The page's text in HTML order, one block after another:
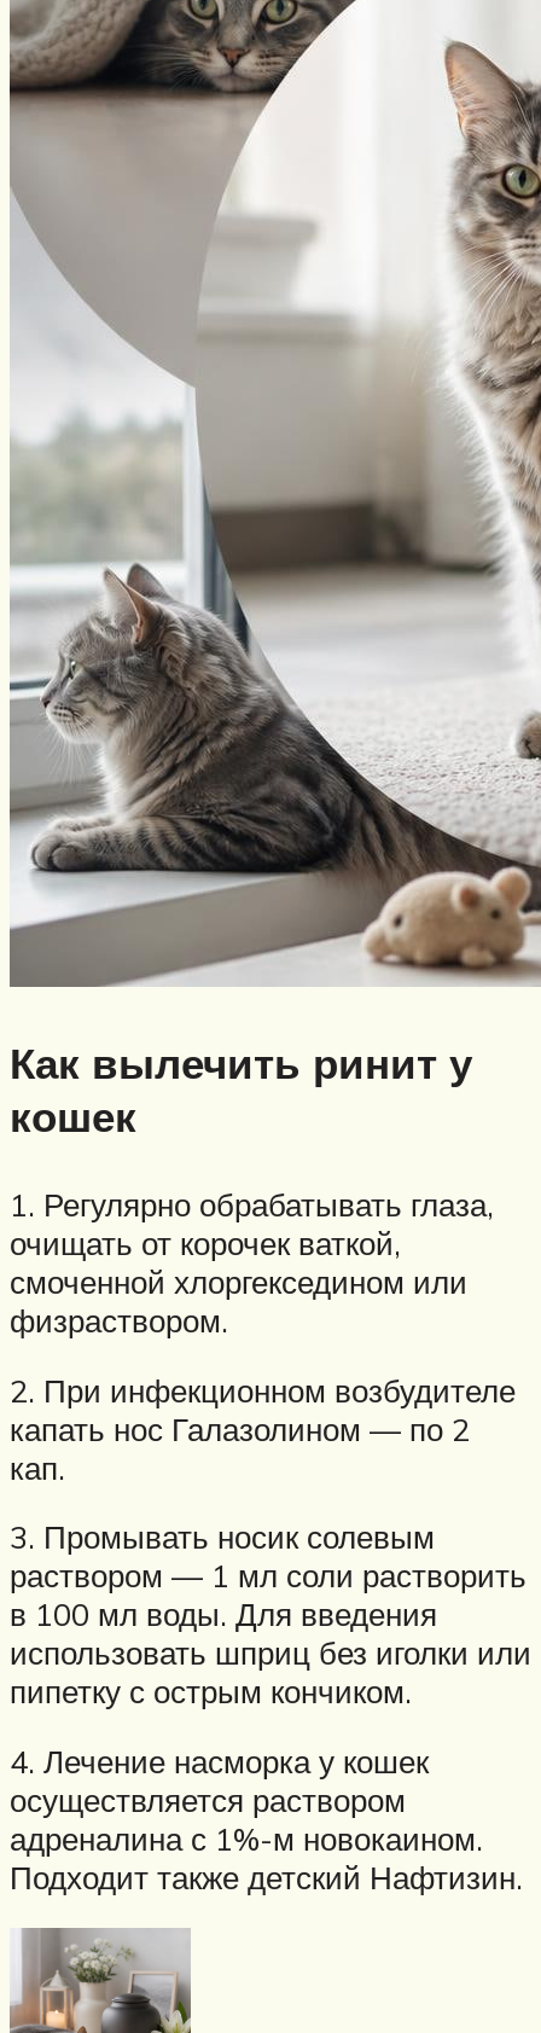
Как вылечить ринит у
кошек
1. Регулярно обрабатывать глаза,
очищать от корочек ваткой,
смоченной хлоргекседином или
физраствором.
2. При инфекционном возбудителе
капать нос Галазолином — по 2
кап.
3. Промывать носик солевым
раствором — 1 мл соли растворить
в 100 мл воды. Для введения
использовать шприц без иголки или
пипетку с острым кончиком.
4. Лечение насморка у кошек
осуществляется раствором
адреналина с 1%-м новокаином.
Подходит также детский Нафтизин.